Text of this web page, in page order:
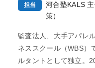
特定商取引法に基づく表
担当
河合塾KALS
策）
監査法人、大手アパレ
ネススクール（WBS）
ルタントとして独立。